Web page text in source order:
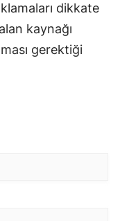
dikkate
kaynağı
gerektiği